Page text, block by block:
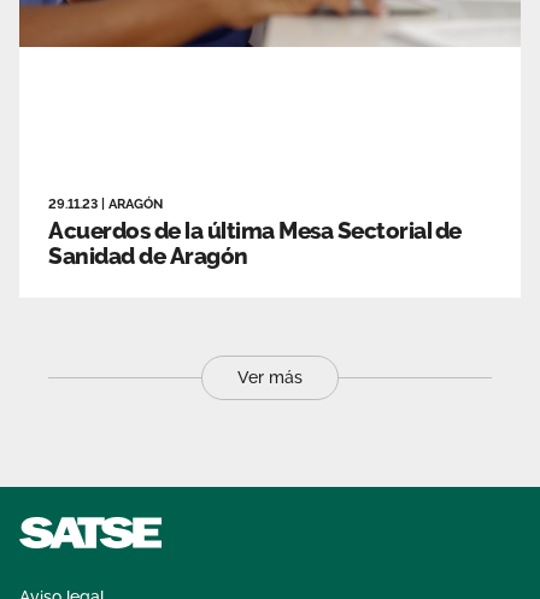
29.11.23 ARAGÓN
Acuerdos de la última Mesa Sectorial de
Sanidad de Aragón
Ver más